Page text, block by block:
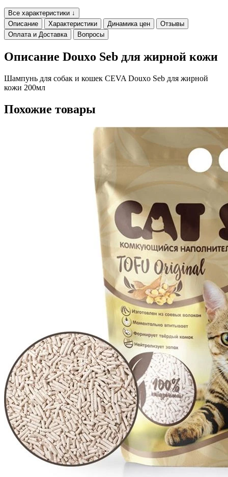
Все характеристики ↓
Описание
Характеристики Динамика цен
Отзывы
Оплата и Доставка
Вопросы
Описание Douxo Seb для жирной кожи
Шампунь для собак и кошек CEVA Douxo Seb для жирной
кожи 200мл
Похожие товары